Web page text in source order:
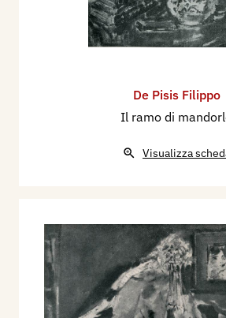
De Pisis Filippo
Il ramo di
Visualizza